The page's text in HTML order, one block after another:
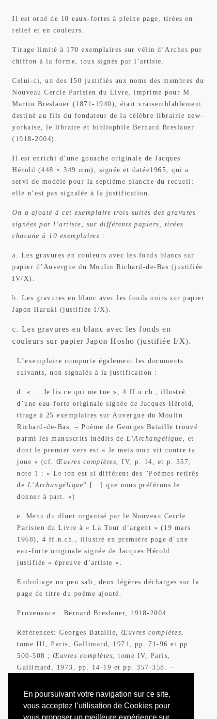
En poursuivant votre navigation sur ce site,
vous acceptez l’utilisation de Cookies pour
Il est orné de 10 eaux-fortes à pleine page, tirées en
relief et en couleurs.
Tirage limité à 170 exemplaires sur vélin d’Arches pur
chiffon à la forme, tous signés par l’artiste.
Celui-ci, un des 150 justifiés aux noms des membres du
Nouveau Cercle Parisien du Livre, imprimé pour M.
Martin Breslauer (1871-1940), était vraisemblablement
destiné au fils du fondateur de la célèbre librairie new-
yorkaise, le libraire et bibliophile Bernard Breslauer
(1918-2004).
Il est enrichi d’une gouache originale de Jacques
Hérold (448 × 349 mm), signée et datée1965, qui a
servi de modèle pour la septième planche du recueil;
elle n’est pas signalée à la justification.
On a ajouté à cet exemplaire trois suites des gravures
signées par l’artiste, sur différents papiers, tirées
chacune à 10 exemplaires :
a. Les gravures en couleurs avec les fonds blancs sur
papier d’Auvergne du Moulin Richard-de-Bas (justifiée
IV/X).
b. Les gravures en blanc avec les fonds noirs sur papier
Japon Haruki (justifiée I/X).
c. Les gravures en blanc avec les fonds en
couleurs sur papier Japon Hosho (justifiée I/X).
L’exemplaire comporte également les documents
suivants, non signalés à la justification :
d. « … Je lis ce qui me tue », 4 ff.n.ch., illustré
d’une eau-forte originale signée de Jacques Hérold,
tirage à 25 exemplaires sur Auvergne du Moulin
Richard-de-Bas. – Poème de Georges Bataille trouvé
parmi les manuscrits inédits de L’Archangélique , et
dont le premier vers est « Je mets mon vit contre ta
joue » (cf. Œuvres complètes , IV, p. 14, et p. 357,
note 1 : « Le ton est si différent des “Poèmes retirés
de L’Archangélique” […] que nous préférons le
donner à part. »)
e. Menu du dîner organisé par le Nouveau Cercle
Parisien du Livre à « La Tour d’argent » (19 mars
1968), 4 ff.n.ch., illustré en première page d’une
eau-forte originale signée de Jacques Hérold
justifiée « épreuve d’artiste ».
Emboîtage un peu sali, deux légères décharges sur la
page de titre du poème ajouté.
Provenance : Bernard Breslauer, 1918-2004.
Références: Georges Bataille, Œuvres complètes
tome III, Paris, Gallimard, 1971, pp. 71-96 et pp.
500-508 ; Œuvres complètes , tome IV, Paris,
Gallimard, 1973, pp. 14-19 et pp. 357-358. –
Gallimard, 2008, p. 7.